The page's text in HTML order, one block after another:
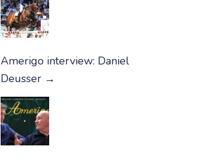
Amerigo interview: Daniel
Deusser →